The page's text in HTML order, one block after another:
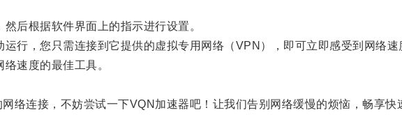
根据软件界面上的指示进行设置。
，您只需连接到它提供的虚拟专用网络（VPN），即可立即感受到网络速
速度的最佳工具。
连接，不妨尝试一下VQN加速器吧！让我们告别网络缓慢的烦恼，畅享快